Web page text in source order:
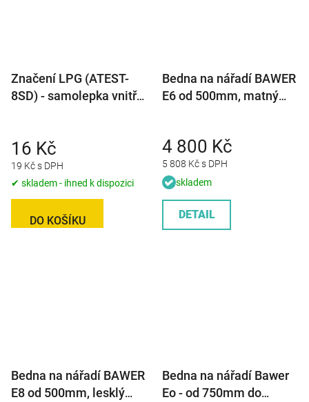
Značení LPG (ATEST-
8SD) - samolepka vnitřní
19 Kč s DPH
16 Kč
✔ skladem - ihned k dispozici
DO KOŠÍKU
Bedna na nářadí BAWER
E6 od 500mm, matný
5 808 Kč s DPH
4 800 Kč
skladem
DETAIL
Bedna na nářadí BAWER
E8 od 500mm, lesklý
Bedna na nářadí Bawer
Eo - od 750mm do